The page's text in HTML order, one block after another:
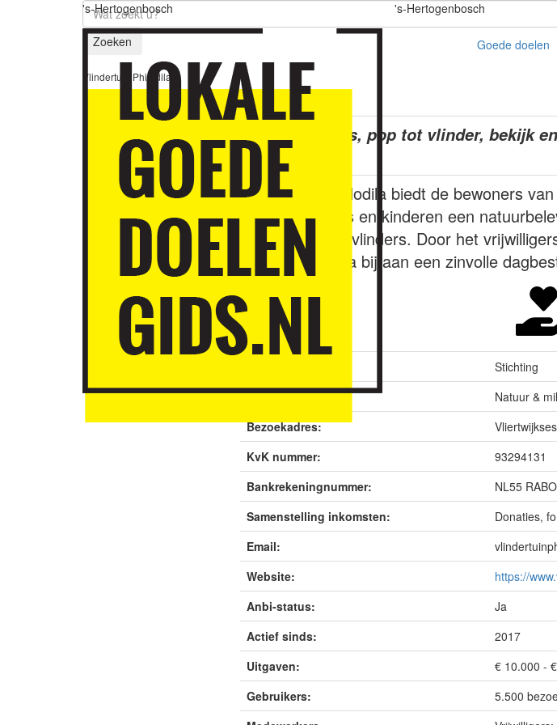
's-Hertogenbosch 's-Hertogenbosch
Goede doelen
Zoeken
Vlindertuin Philodila
Van eitje, rups, pop tot vlinder, bekijk
vlinders.
Vlindertuin Philodila biedt de bewoners
buurtbewoners en kinderen een
wereld van de vlinders. Door het
draagt Philodila bij aan een zinvolle
Stichting
Sector:
Natuur &
Bezoekadres:
KvK nummer:
93294131
Bankrekeningnummer:
NL55
Samenstelling inkomsten:
Donaties,
Email:
Website:
https://
Anbi-status:
Ja
Actief sinds:
2017
Uitgaven:
€ 10.000 -
Gebruikers:
5.500